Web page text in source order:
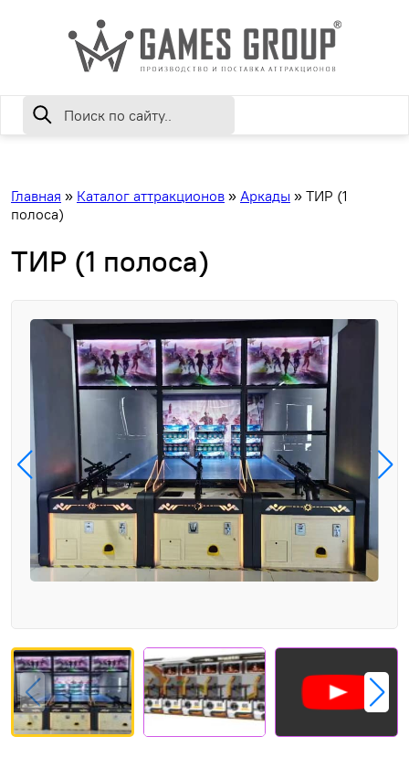
Главная » Каталог аттракционов » Аркады » ТИР (1
полоса)
ТИР (1 полоса)